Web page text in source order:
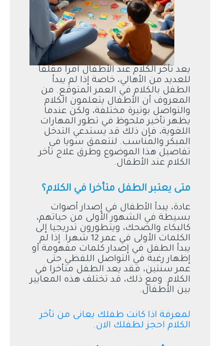
يعد تأخر الكلام عند الأطفال أمرا مقلقا
للعديد من الأهالي، خاصة إذا لم يبدأ
الطفل بالكلام في العمر المتوقع. من
المعروف أن الأطفال يتعلمون الكلام
والتواصل بوتيرة مختلفة، ولكن عندما
يظهر تأخير ملحوظ في تطور المهارات
اللغوية، فإن ذلك قد يستدعي التدخل
المبكر والمناسب. لنتعمق سويا فى
تفاصيل هذا الموضوع وطرق علاج تأخر
الكلام عند الأطفال.
متى يعتبر الطفل متأخرا في الكلام؟
عادة، يبدأ الأطفال في إصدار أصوات
بسيطة في الشهور الأولى من حياتهم،
كالبكاء والضحك، ويتطورون تدريجيا إلى
الكلمات الأولى في عمر 12 شهرا. إذا لم
يبدأ الطفل في إصدار كلمات مفهومة أو
إظهار رغبة في التواصل اللفظي حتى
عمر سنتين، فقد يعد الطفل متأخرا في
الكلام. ومع ذلك، قد تختلف هذه المعايير
بين الأطفال.
لمعرفة اذا كانت طفلك يعانى من تأخر
الكلام احجز لطفلك الان.